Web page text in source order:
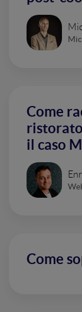
Come
il caso
Come